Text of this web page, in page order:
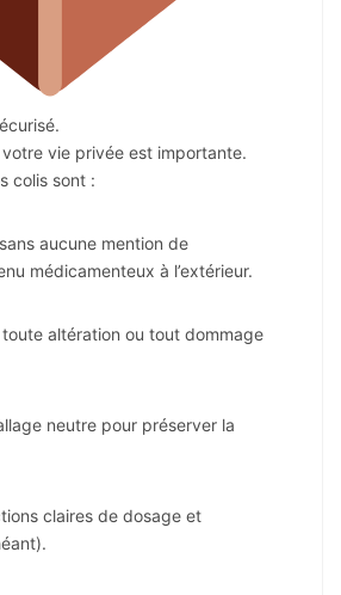
vie privée est importante.
colis sont :
aucune mention de
médicamenteux à l’extérieur.
altération ou tout dommage
neutre pour préserver la
claires de dosage et